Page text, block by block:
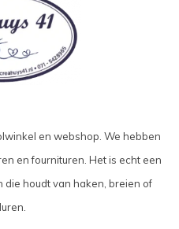
en webshop. We hebben
en fournituren. Het is echt een
houdt van haken, breien of